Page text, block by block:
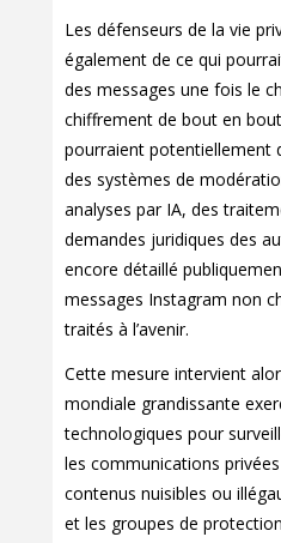
Les défenseurs de la vie
également de ce qui
des messages une fois le
chiffrement de bout en
pourraient potentiellement
des systèmes de
analyses par IA, des
demandes juridiques des
encore détaillé
messages Instagram non
traités à l’avenir.
Cette mesure intervient
mondiale grandissante
technologiques pour
les communications
contenus nuisibles ou
et les groupes de